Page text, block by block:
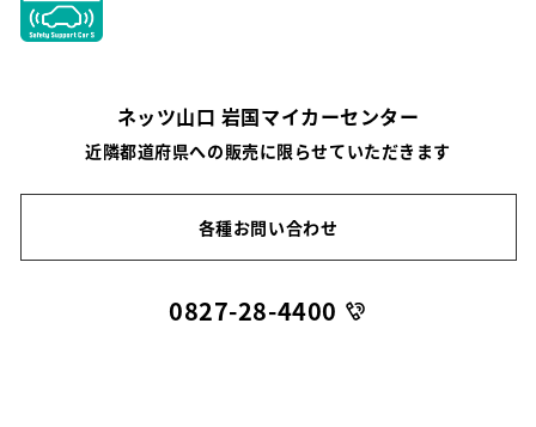
ネッツ山口 岩国マイカーセンター
近隣都道府県への販売に限らせていただきます
各種お問い合わせ
0827-28-4400